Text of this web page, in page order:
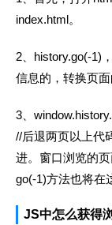
index.html。
2、history.go(-1)
信息的，转换页
3、
//后退两页以上代
进。窗口浏览的
go(-1)方法也将在
JS中怎么获得